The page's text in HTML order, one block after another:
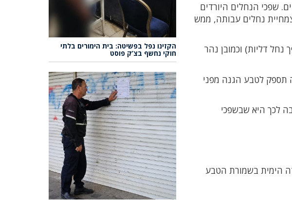
שפכי הנחלים היורדים
צמחיית נחלים עבותה, ממש
דליות) וכמובן נהר
תספק לטבע הגנה מפני
לכך היא שבשפכי
הימית בשמורת הטבע
הקזינו נפל בפשיטה: בית הימורים בלתי
חוקי נחשף בצ’ק פוסט